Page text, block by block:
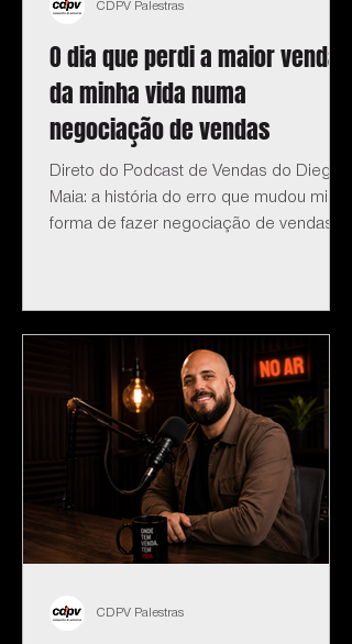
O dia que perdi a maior venda
da minha vida numa
negociação de vendas
Direto do Podcast de Vendas do Diego
Maia: a história do erro que mudou minha
forma de fazer negociação de vendas.
CDPV Palestras
CDPV Palestras